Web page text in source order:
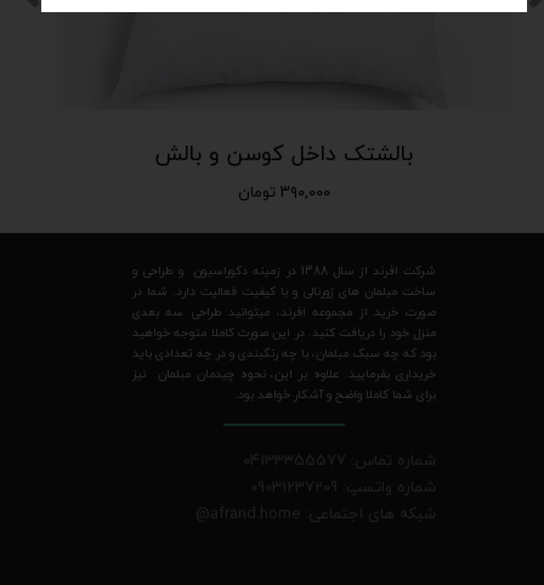
بالشتک داخل کوسن و بالش
۳۹۰,۰۰۰ تومان
شرکت افرند از سال 1388 در زمینه دکوراسیون و طراحی و
ساخت مبلمان های ژورنالی و با کیفیت فعالیت دارد. شما در
صورت خرید از مجموعه افرند، میتوانید طراحی سه بعدی
منزل خود را دریافت کنید. در این صورت کاملا متوجه خواهید
بود که چه سبک مبلمان، با چه رنگبندی و در چه تعدادی باید
خریداری بفرمایید. علاوه بر این، نحوه چیدمان مبلمان نیز
برای شما کاملا واضح و آشکار خواهد بود.
شماره تماس: 04133355577
شماره واتسپ: 09031237209
شبکه های اجتماعی: afrand.home
@